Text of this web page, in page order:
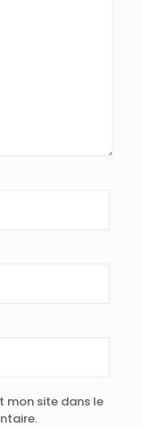
mon site dans le